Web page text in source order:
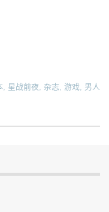
, 星战前夜, 杂志, 游戏, 男人